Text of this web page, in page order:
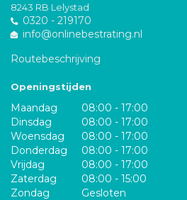
8243 RB Lelystad
0320 - 219170
info@onlinebestrating.nl
Routebeschrijving
Openingstijden
Maandag
08:00 - 17:00
Dinsdag
08:00 - 17:00
Woensdag
08:00 - 17:00
Donderdag
08:00 - 17:00
Vrijdag
08:00 - 17:00
Zaterdag
08:00 - 15:00
Zondag
Gesloten